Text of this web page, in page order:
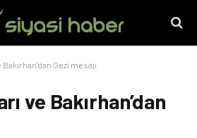
Gezi mesajı
ve Bakırhan’dan